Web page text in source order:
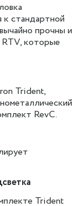
к стандартной
прочны и
которые
Trident,
RevC.
Trident